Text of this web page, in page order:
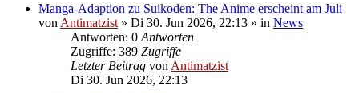
Manga-Adaption zu Suikoden: The Anime erscheint am Juli
von Antimatzist » Di 30. Jun 2026, 22:13 » in News
Antworten: 0 Antworten
Zugriffe: 389 Zugriffe
Letzter Beitrag von Antimatzist
Di 30. Jun 2026, 22:13